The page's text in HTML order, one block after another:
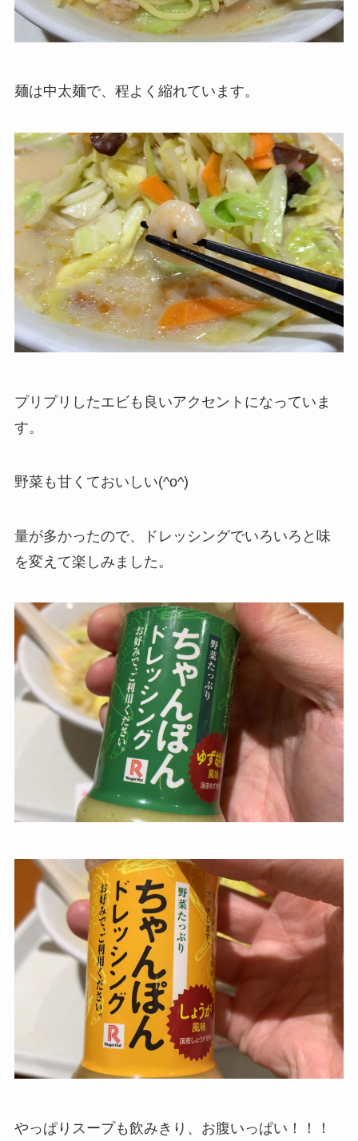
麺は中太麺で、程よく縮れています。
プリプリしたエビも良いアクセントになっていま
す。
野菜も甘くておいしい(^o^)
量が多かったので、ドレッシングでいろいろと味
を変えて楽しみました。
やっぱりスープも飲みきり、お腹いっぱい！！！